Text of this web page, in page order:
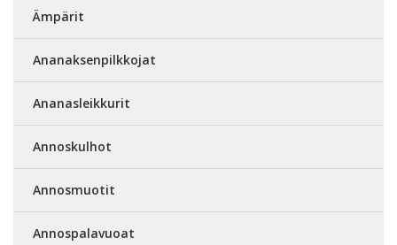
Ämpärit
Ananaksenpilkkojat
Ananasleikkurit
Annoskulhot
Annosmuotit
Annospalavuoat